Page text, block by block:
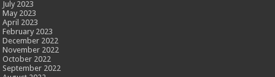
July 2023
May 2023
April 2023
February 2023
December 2022
November 2022
October 2022
September 2022